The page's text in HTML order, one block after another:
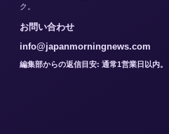
ク。
お問い合わせ
info@japanmorningnews.com
編集部からの返信目安: 通常1営業日以内。